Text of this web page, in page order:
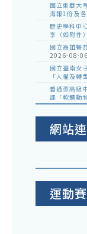
國立東華大
海報1份及
歷史學科中
享（如附件）
國立高雄餐
2026-08-06
國立臺南女
「人權及
普通型高級
課「軟體動
網站
運動